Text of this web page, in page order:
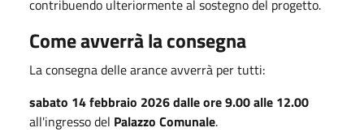
contribuendo ulteriormente al sostegno del progetto.
Come avverrà la consegna
La consegna delle arance avverrà per tutti:
sabato 14 febbraio 2026dalle ore 9.00 alle 12.00
all'ingresso del Palazzo Comunale.